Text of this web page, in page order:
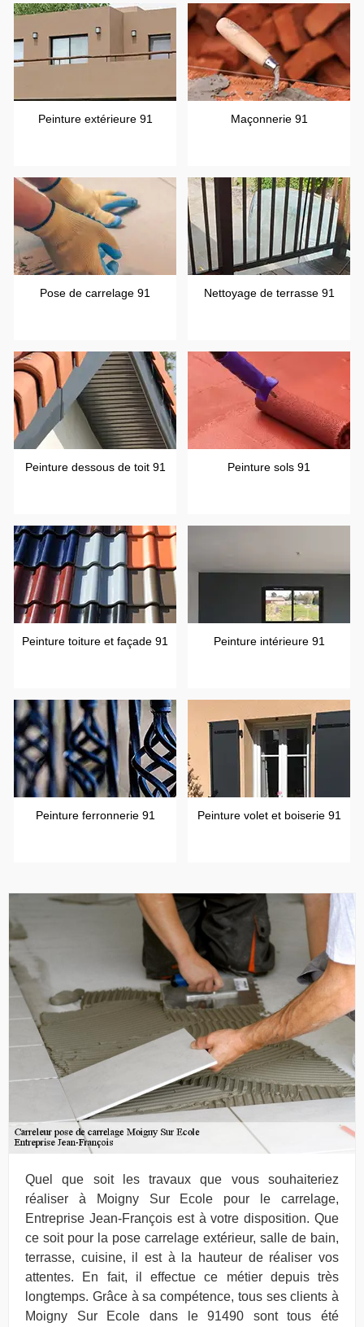
Peinture extérieure 91 Maçonnerie 91
Pose de carrelage 91 Nettoyage de terrasse 91
Peinture dessous de toit 91 Peinture sols 91
Peinture toiture et façade 91 Peinture intérieure 91
Peinture ferronnerie 91 Peinture volet et boiserie 91
Quel que soit les travaux que vous souhaiteriez
réaliser à Moigny Sur Ecole pour le carrelage,
Entreprise Jean-François est à votre disposition. Que
ce soit pour la pose carrelage extérieur, salle de bain,
terrasse, cuisine, il est à la hauteur de réaliser vos
attentes. En fait, il effectue ce métier depuis très
longtemps. Grâce à sa compétence, tous ses clients à
Moigny Sur Ecole dans le 91490 sont tous été